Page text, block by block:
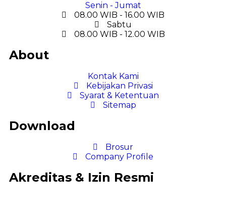
Senin - Jumat
08.00 WIB - 16.00 WIB
Sabtu
08.00 WIB - 12.00 WIB
About
Kontak Kami
Kebijakan Privasi
Syarat & Ketentuan
Sitemap
Download
Brosur
Company Profile
Akreditas & Izin Resmi